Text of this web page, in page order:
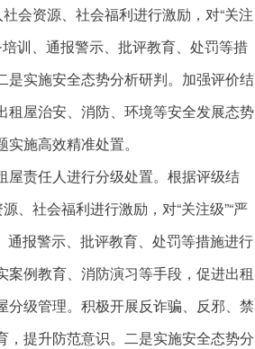
会资源、社会福利进行激励，对“关注
培训、通报警示、批评教育、处罚等措
实施安全态势分析研判。加强评价结
屋治安、消防、环境等安全发展态势
施高效精准处置。
责任人进行分级处置。根据评级结
、社会福利进行激励，对“关注级”“严
通报警示、批评教育、处罚等措施进行
例教育、消防演习等手段，促进出租
级管理。积极开展反诈骗、反邪、禁
提升防范意识。二是实施安全态势分